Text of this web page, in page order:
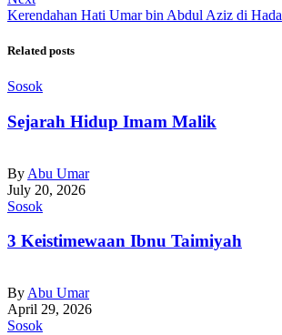
Kerendahan Hati Umar bin Abdul Aziz di
Related posts
Sosok
Sejarah Hidup Imam Malik
By Abu Umar
July 20, 2026
Sosok
3 Keistimewaan Ibnu Taimiyah
By Abu Umar
April 29, 2026
Sosok